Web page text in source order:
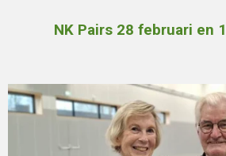
NK Pairs 28 februari en